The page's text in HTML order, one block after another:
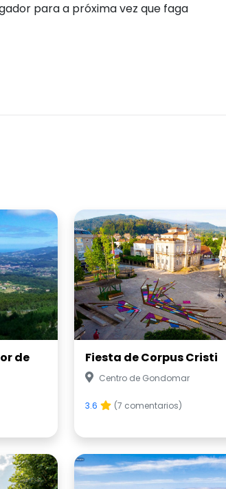
para a próxima vez que faga
de
Fiesta de Corpus Cristi
Centro de Gondomar
3.6 (7 comentarios)